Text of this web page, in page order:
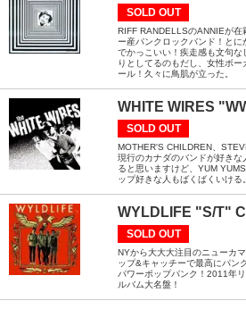
SOLD OUT
RIFF RANDELLSのANNIEが在
ー産パンクロックバンド！と
でかっこいい！疾走感も文句な
りとしてるのもだし、女性ボー
ール！久々に鳥肌が立った。
WHITE WIRES
SOLD OUT
MOTHER'S CHILDREN、
現行のカナダのバンドが好きな
ると思いますけど、YUM
ップ好きな人もばくばくいける
WYLDLIFE "S/T"
SOLD OUT
NYから大大大注目のニューカ
ップ&キャッチーで最高にパン
パワーポップパンク！2011年
ルバム大名盤！